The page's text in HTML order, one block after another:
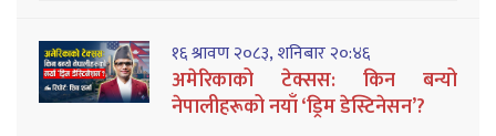
१६ श्रावण २०८३, शनिबार २०:४६
अमेरिकाको टेक्सस: किन बन्यो
नेपालीहरूको नयाँ ‘ड्रिम डेस्टिनेसन’?